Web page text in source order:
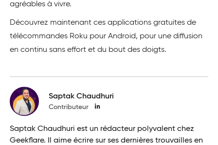
agréables à vivre.
Découvrez maintenant ces applications gratuites de
télécommandes Roku pour Android, pour une diffusion
en continu sans effort et du bout des doigts.
Saptak Chaudhuri
Contributeur
Saptak Chaudhuri est un rédacteur polyvalent chez
Geekflare. Il aime écrire sur ses dernières trouvailles en